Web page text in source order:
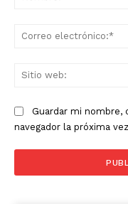
Guardar mi
navegador la próxima